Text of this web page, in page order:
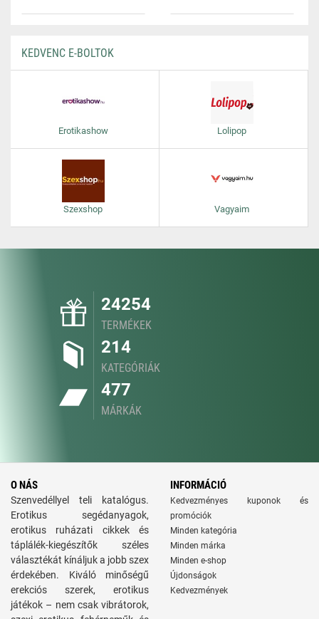
KEDVENC E-BOLTOK
Erotikashow Lolipop
Szexshop Vagyaim
24254
TERMÉKEK
214
KATEGÓRIÁK
477
MÁRKÁK
O NÁS
Szenvedéllyel teli katalógus.
Erotikus segédanyagok,
erotikus ruházati cikkek és
táplálék-kiegészítők széles
választékát kínáljuk a jobb szex
érdekében. Kiváló minőségű
erekciós szerek, erotikus
játékok – nem csak vibrátorok,
INFORMÁCIÓ
Kedvezményes kuponok és
promóciók
Minden kategória
Minden márka
Minden e-shop
Újdonságok
Kedvezmények